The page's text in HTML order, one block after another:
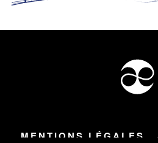
MENTIONS LÉGALES